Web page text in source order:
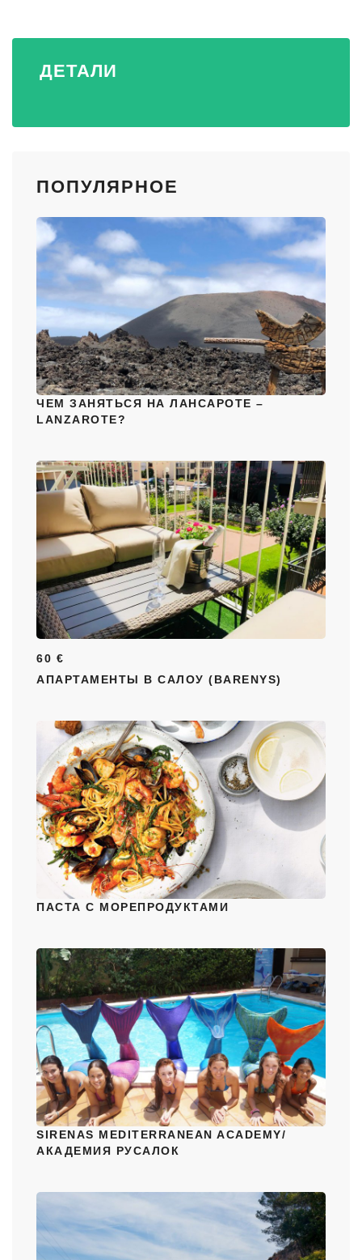
ДЕТАЛИ
ПОПУЛЯРНОЕ
ЧЕМ ЗАНЯТЬСЯ НА ЛАНСАРОТЕ –
LANZAROTE?
60 €
АПАРТАМЕНТЫ В САЛОУ (BARENYS)
ПАСТА С МОРЕПРОДУКТАМИ
SIRENAS MEDITERRANEAN ACADEMY/
АКАДЕМИЯ РУСАЛОК